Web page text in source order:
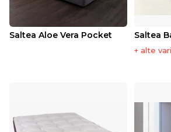
Saltea Aloe Vera Pocket Saltea
+ alte